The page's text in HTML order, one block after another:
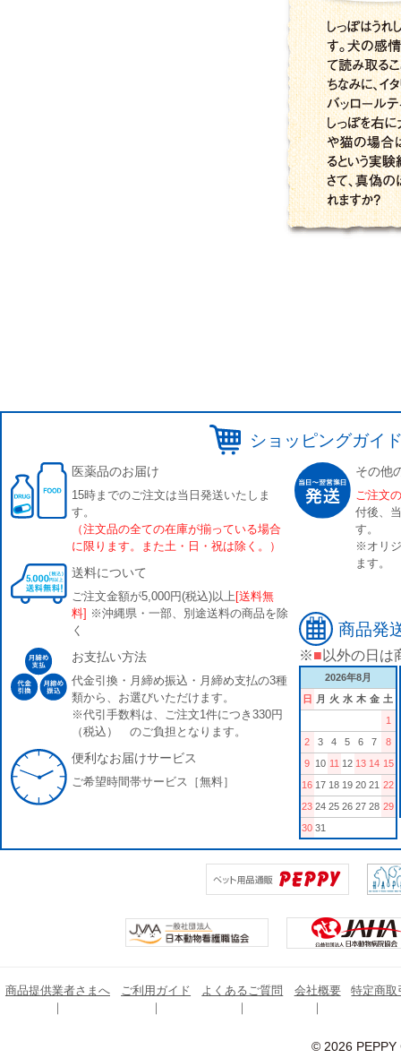
ショッピングガイ
医薬品のお届け
15時までのご注文は当日発送いたしま
す。
（注文品の全ての在庫が揃っている場合
に限ります。また土・日・祝は除く。）
送料について
ご注文金額が5,000円(税込)以上 [送料無
料] ※沖縄県・一部、別途送料の商品を除
く
お支払い方法
代金引換・月締め振込・月締め支払の3種
類から、お選びいただけます。
※代引手数料は、ご注文1件につき330円
（税込） のご負担となります。
便利なお届けサービス
ご希望時間帯サービス［無料］
その他
ご注文
付後、
す。
※オリ
ます。
商品発
※■ 以外の日は
2026年8月
日
月 火 水 木 金 土
1
2
3 4 5 6 7
8
9 10 11 12 13 14 15
16 17 18 19 20 21 22
23 24 25 26 27 28 29
30 31
商品提供業者さまへ ご利用ガイド よくあるご質問 会社概要 特定商取
© 2026 PEPPY